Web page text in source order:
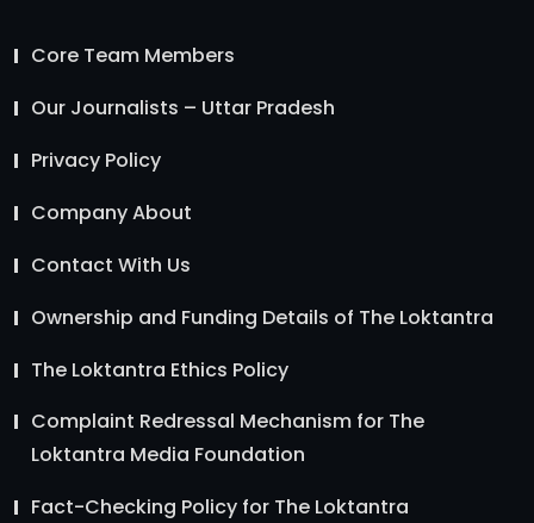
Core Team Members
Our Journalists – Uttar Pradesh
Privacy Policy
Company About
Contact With Us
Ownership and Funding Details of The Loktantra
The Loktantra Ethics Policy
Complaint Redressal Mechanism for The
Loktantra Media Foundation
Fact-Checking Policy for The Loktantra